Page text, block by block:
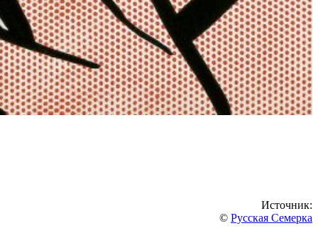
Источник:
© Русская Семерка